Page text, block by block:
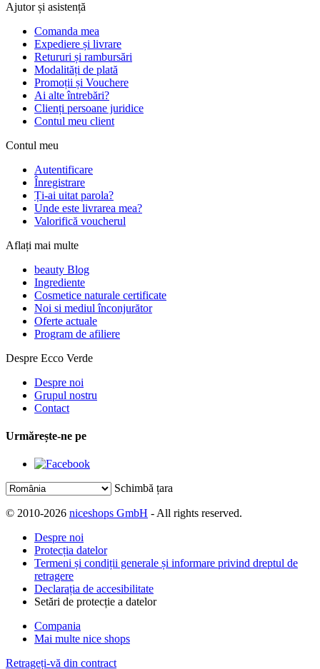
Ajutor și asistență
Comanda mea
Expediere și livrare
Retururi și rambursări
Modalități de plată
Promoții și Vouchere
Ai alte întrebări?
Clienți persoane juridice
Contul meu client
Contul meu
Autentificare
Înregistrare
Ți-ai uitat parola?
Unde este livrarea mea?
Valorifică voucherul
Aflați mai multe
beauty Blog
Ingrediente
Cosmetice naturale certificate
Noi si mediul înconjurător
Oferte actuale
Program de afiliere
Despre Ecco Verde
Despre noi
Grupul nostru
Contact
Urmărește-ne pe
Schimbă țara
© 2010-2026 niceshops GmbH - All rights reserved.
Despre noi
Protecția datelor
Termeni și condiții generale și informare privind dreptul de
retragere
Declarația de accesibilitate
Setări de protecție a datelor
Compania
Mai multe nice shops
Retrageți-vă din contract